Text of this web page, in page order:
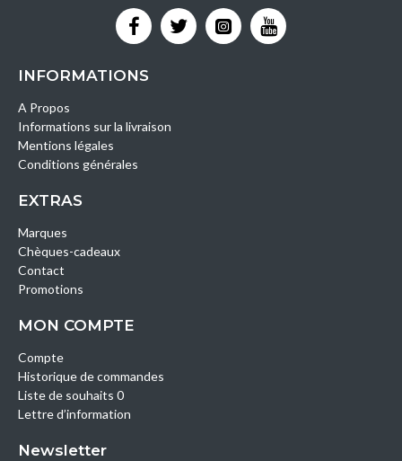
INFORMATIONS
A Propos
Informations sur la livraison
Mentions légales
Conditions générales
EXTRAS
Marques
Chèques-cadeaux
Contact
Promotions
MON COMPTE
Compte
Historique de commandes
Liste de souhaits 0
Lettre d’information
Newsletter